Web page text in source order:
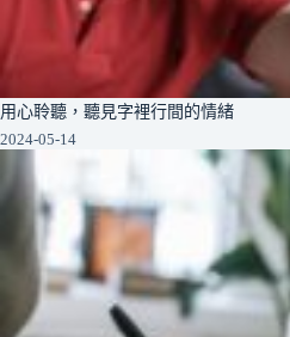
用心聆聽，聽見字裡行間的情緒
2024-05-14